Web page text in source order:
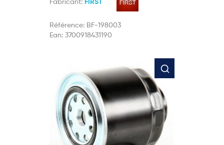
Fabricant: FIRST
Référence: BF-198003
Ean: 3700918431190